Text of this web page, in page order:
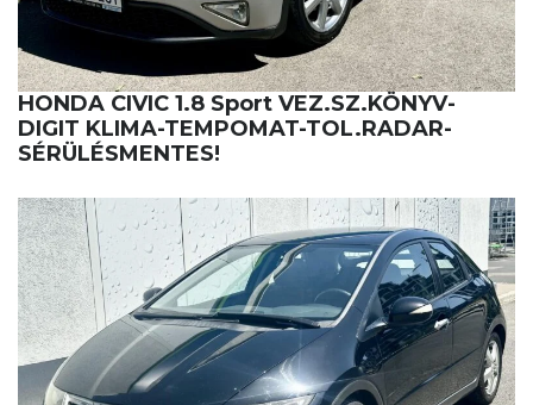
HONDA CIVIC 1.8 Sport VEZ.SZ.KÖNYV-
DIGIT KLIMA-TEMPOMAT-TOL.RADAR-
SÉRÜLÉSMENTES!